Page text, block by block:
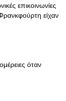
επικοινωνίες
είχαν
όταν